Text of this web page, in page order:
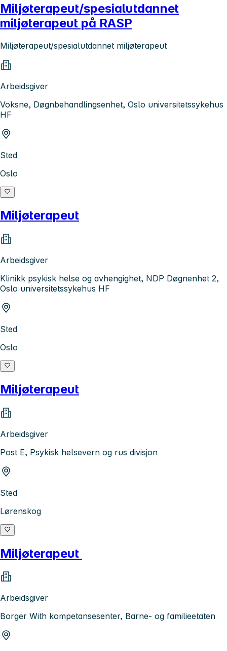
Miljøterapeut/spesialutdannet
miljøterapeut på RASP
Miljøterapeut/spesialutdannet miljøterapeut
Arbeidsgiver
Voksne, Døgnbehandlingsenhet, Oslo universitetssykehus
HF
Sted
Oslo
Miljøterapeut
Arbeidsgiver
Klinikk psykisk helse og avhengighet, NDP Døgnenhet 2,
Oslo universitetssykehus HF
Sted
Oslo
Miljøterapeut
Arbeidsgiver
Post E, Psykisk helsevern og rus divisjon
Sted
Lørenskog
Miljøterapeut
Arbeidsgiver
Borger With kompetansesenter, Barne- og familieetaten